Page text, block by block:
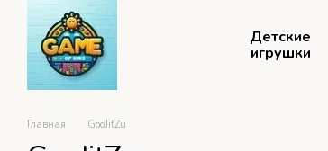
Перейти к основному контенту
Детские
игрушки
Главная GooJitZu